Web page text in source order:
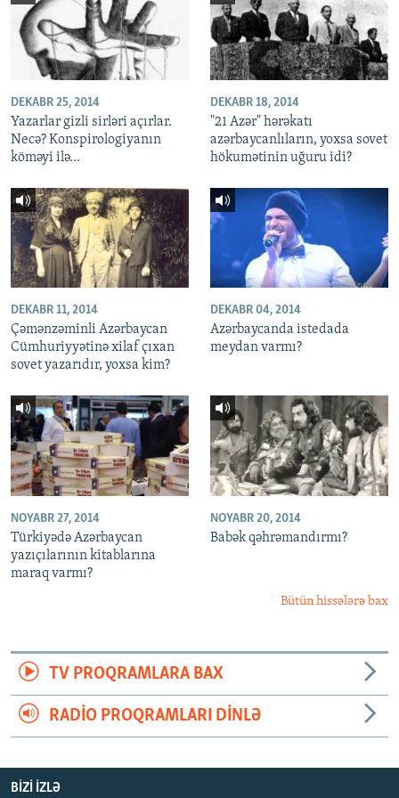
DEKABR 25, 2014
Yazarlar gizli sirləri açırlar.
Necə? Konspirologiyanın
köməyi ilə...
DEKABR 18, 2014
"21 Azər" hərəkatı
azərbaycanlıların, yoxsa sovet
hökumətinin uğuru idi?
DEKABR 11, 2014
Çəmənzəminli Azərbaycan
Cümhuriyyətinə xilaf çıxan
sovet yazarıdır, yoxsa kim?
DEKABR 04, 2014
Azərbaycanda istedada
meydan varmı?
NOYABR 27, 2014
Türkiyədə Azərbaycan
yazıçılarının kitablarına
maraq varmı?
NOYABR 20, 2014
Babək qəhrəmandırmı?
Bütün hissələrə bax
TV PROQRAMLARA BAX
RADIO PROQRAMLARI DINLƏ
BIZI IZLƏ